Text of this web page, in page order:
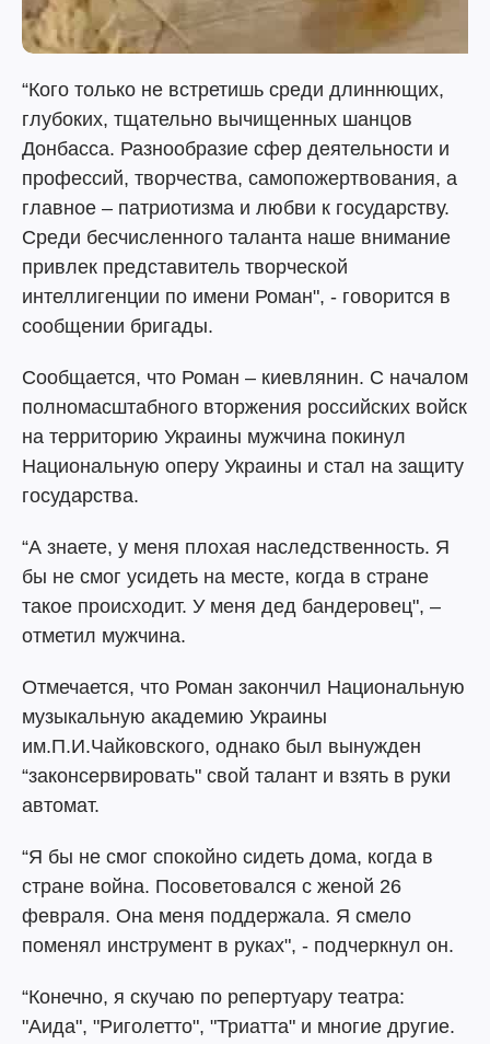
“Кого только не встретишь среди длиннющих,
глубоких, тщательно вычищенных шанцов
Донбасса. Разнообразие сфер деятельности и
профессий, творчества, самопожертвования, а
главное – патриотизма и любви к государству.
Среди бесчисленного таланта наше внимание
привлек представитель творческой
интеллигенции по имени Роман", - говорится в
сообщении бригады.
Сообщается, что Роман – киевлянин. С началом
полномасштабного вторжения российских войск
на территорию Украины мужчина покинул
Национальную оперу Украины и стал на защиту
государства.
“А знаете, у меня плохая наследственность. Я
бы не смог усидеть на месте, когда в стране
такое происходит. У меня дед бандеровец", –
отметил мужчина.
Отмечается, что Роман закончил Национальную
музыкальную академию Украины
им.П.И.Чайковского, однако был вынужден
“законсервировать" свой талант и взять в руки
автомат.
“Я бы не смог спокойно сидеть дома, когда в
стране война. Посоветовался с женой 26
февраля. Она меня поддержала. Я смело
поменял инструмент в руках", - подчеркнул он.
“Конечно, я скучаю по репертуару театра:
"Аида", "Риголетто", "Триатта" и многие другие.